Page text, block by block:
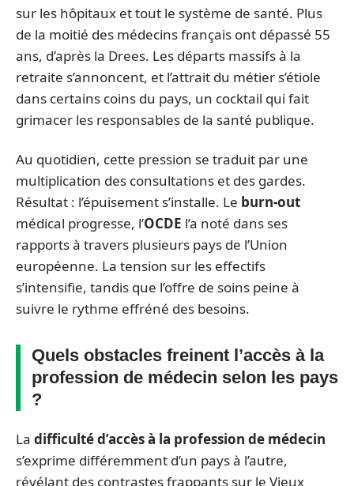
sur les hôpitaux et tout le système de santé. Plus
de la moitié des médecins français ont dépassé 55
ans, d’après la Drees. Les départs massifs à la
retraite s’annoncent, et l’attrait du métier s’étiole
dans certains coins du pays, un cocktail qui fait
grimacer les responsables de la santé publique.
Au quotidien, cette pression se traduit par une
multiplication des consultations et des gardes.
Résultat : l’épuisement s’installe. Le burn-out
médical progresse, l’OCDE l’a noté dans ses
rapports à travers plusieurs pays de l’Union
européenne. La tension sur les effectifs
s’intensifie, tandis que l’offre de soins peine à
suivre le rythme effréné des besoins.
Quels obstacles freinent l’accès à la
profession de médecin selon les pays
?
La difficulté d’accès à la profession de médecin
s’exprime différemment d’un pays à l’autre,
révélant des contrastes frappants sur le Vieux